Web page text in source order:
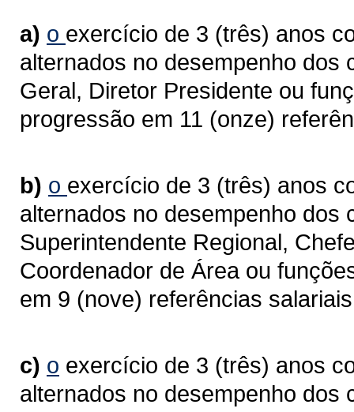
a) o exercício de 3 (três) anos
alternados no desempenho dos
Geral, Diretor Presidente ou
progressão em 11 (onze)
b) o exercício de 3 (três) anos
alternados no desempenho dos
Superintendente Regional,
Coordenador de Área ou
em 9 (nove) referências
c) o exercício de 3 (três) anos
alternados no desempenho dos